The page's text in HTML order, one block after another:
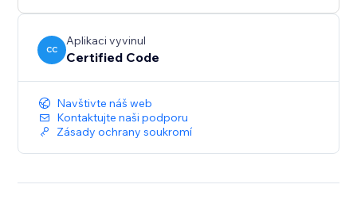
CC
Aplikaci vyvinul
Certified Code
Navštivte náš web
Kontaktujte naši podporu
Zásady ochrany soukromí